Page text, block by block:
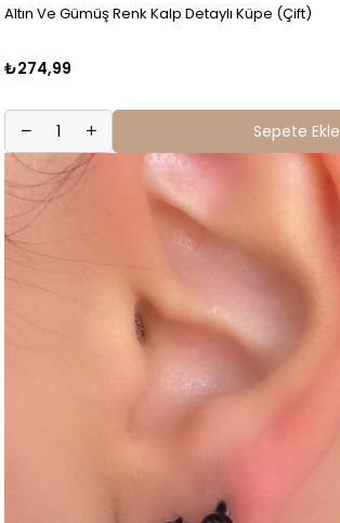
Altın Ve Gümüş Renk Kalp Detaylı Küpe (Çift)
₺274,99
Sepete Ekle